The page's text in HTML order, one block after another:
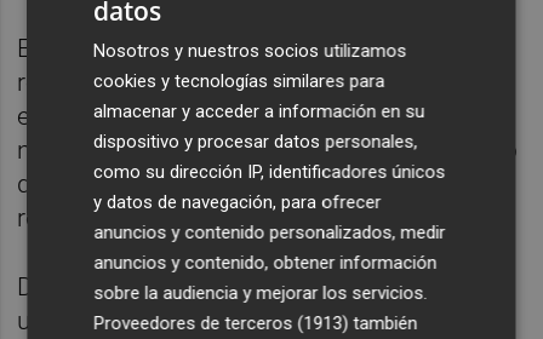
En el plano empresarial, en plena ola de
resultados, BBVA ha informado de que cerró
el primer trimestre de 2026 con un beneficio
neto atribuido de 2.989 millones de euros, lo
que supone un incremento del 10,8%
respecto al mismo periodo del año anterior.
De su lado, Repsol ha indicado que obtuvo
un beneficio neto de 929 millones en el
datos
Nosotros y nuestros socios utilizamos
cookies y tecnologías similares para
almacenar y acceder a información en su
dispositivo y procesar datos personales,
como su dirección IP, identificadores únicos
y datos de navegación, para ofrecer
anuncios y contenido personalizados, medir
anuncios y contenido, obtener información
sobre la audiencia y mejorar los servicios.
Proveedores de terceros (1913) también